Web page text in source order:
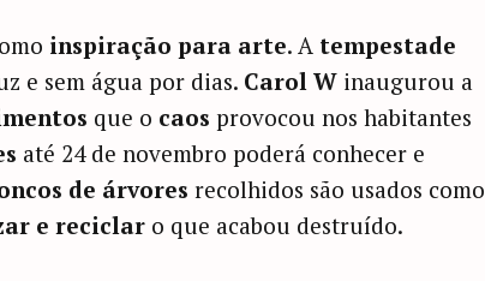
inspiração para arte. A tempestade
e sem água por dias. Carol Winaugurou a
que o caos provocou nos habitantes
até 24 de novembro poderá conhecer e
de árvores recolhidos são usados como
e reciclaro que acabou destruído.